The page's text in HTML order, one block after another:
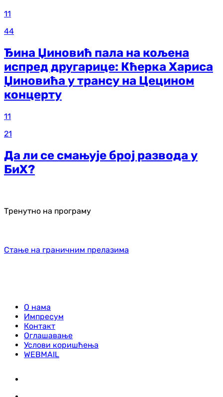
11
44
Ђина Џиновић пала на кољена
испред другарице: Кћерка Хариса
Џиновића у трансу на Цецином
концерту
11
21
Да ли се смањује број развода у
БиХ?
Тренутно на програму
Стање на граничним прелазима
О нама
Импресум
Контакт
Оглашавање
Услови коришћења
WEBMAIL